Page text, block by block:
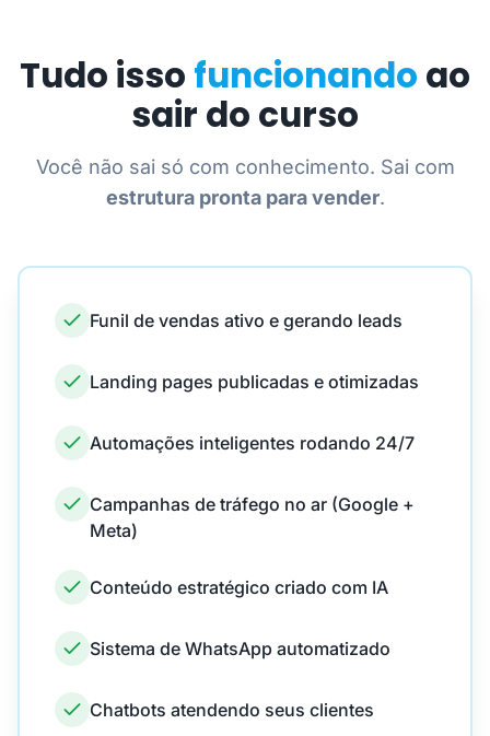
Tudo isso funcionando ao
sair do curso
Você não sai só com conhecimento. Sai com
estrutura pronta para vender.
Funil de vendas ativo e gerando leads
Landing pages publicadas e otimizadas
Automações inteligentes rodando 24/7
Campanhas de tráfego no ar (Google +
Meta)
Conteúdo estratégico criado com IA
Sistema de WhatsApp automatizado
Chatbots atendendo seus clientes